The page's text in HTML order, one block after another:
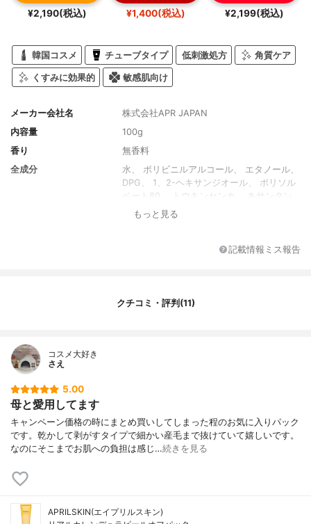
¥2,190(税込) ¥1,400(税込) ¥2,199(税込)
韓国コスメ チューブタイプ 低刺激処方 角質ケア
くすみに効果的 敏感肌向け
メーカー会社名
株式会社APR JAPAN
内容量
100g
香り
無香料
全成分
水、 ポリビニルアルコール、 エタノール、
DPG、 1、2-ヘキサンジオール、 ポリソル
ベート80、 トウキンセンカ、 キサンタン
ガム、 オレンジ果皮油、 ラベンダー油、 E
ビア油、 トウキンセンカ花エキス、 BG、
カミツレ花/葉エキス
もっと見る
記載情報ミス報告
クチコミ・評判(11)
コスメ大好き
さえ
5.00
母と愛用してます
キャンペーン価格の時にまとめ買いしてしまった程のお気に入りパック
です。乾かして剥がすタイプで細かい産毛まで抜けていて嬉しいです。
なのにそこまでお肌への負担は感じ…続きを見る
APRILSKIN(エイプリルスキン)